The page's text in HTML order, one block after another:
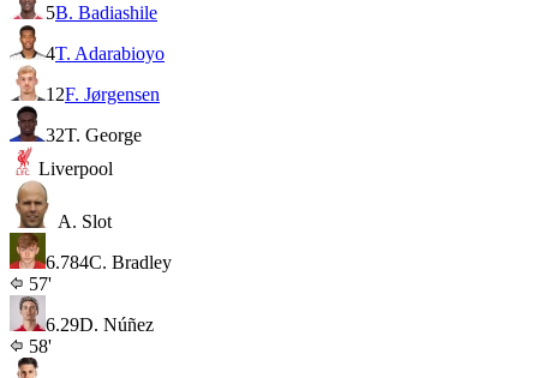
5B. Badiashile
4T. Adarabioyo
12F. Jørgensen
32T. George
Liverpool
A. Slot
6.784C. Bradley
57'
6.29D. Núñez
58'